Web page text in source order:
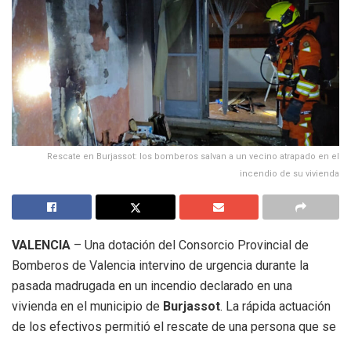
Rescate en Burjassot: los bomberos salvan a un vecino atrapado en el
incendio de su vivienda
VALENCIA – Una dotación del Consorcio Provincial de
Bomberos de Valencia intervino de urgencia durante la
pasada madrugada en un incendio declarado en una
vivienda en el municipio de Burjassot. La rápida actuación
de los efectivos permitió el rescate de una persona que se